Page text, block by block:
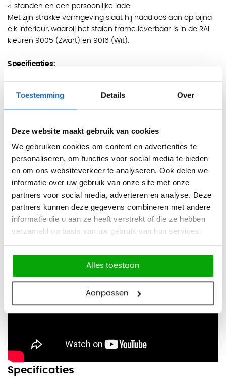
Toestemming Details Over
Deze website maakt gebruik van cookies
We gebruiken cookies om content en advertenties te
personaliseren, om functies voor social media te bieden
en om ons websiteverkeer te analyseren. Ook delen we
informatie over uw gebruik van onze site met onze
partners voor social media, adverteren en analyse. Deze
partners kunnen deze gegevens combineren met andere
informatie die u aan ze heeft verstrekt of die ze hebben
verzameld op basis van uw gebruik van hun services.
Alles toestaan
Aanpassen
4 standen en een persoonlijke lade.
Met zijn strakke vormgeving slaat hij naadloos aan op bijna
elk interieur, waarbij het stalen frame leverbaar is in de RAL
kleuren 9005 (Zwart) en 9016 (Wit).
Specificaties:
- Elektrische hoogteverstelling (490mm)
- 1 motor
- LED-display met 4 geheugens
- Geluidloze hoogteverstelling
- Snelheid hoogteverstelling: 25mm/s
- Anti-collision
- Kleurmogelijkheden frame: Wit (RAL9016) en Zwart
(RAL9005)
- Maximale gewicht: 50kg
- 1 jaar garantie
Specificaties